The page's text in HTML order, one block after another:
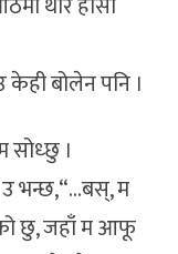
बोलेन पनि ।
।
भन्छ,“…बस्, म
छु, जहाँ म आफू